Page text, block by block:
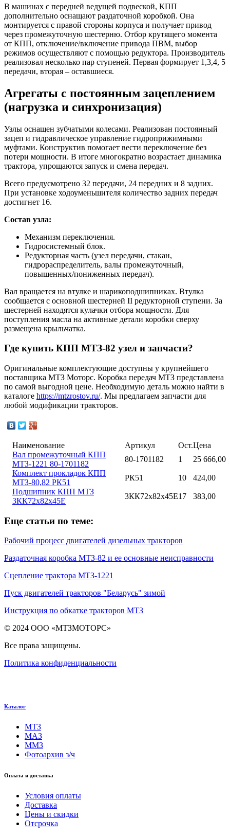
В машинах с передней ведущей подвеской, КПП
дополнительно оснащают раздаточной коробкой. Она
монтируется с правой стороны корпуса и получает привод
через промежуточную шестерню. Отбор крутящего момента
от КПП, отключение/включение привода ПВМ, выбор
режимов осуществляют с помощью редуктора. Производитель
реализовал несколько пар ступеней. Первая формирует 1,3,4, 5
передачи, вторая – оставшиеся.
Агрегаты с постоянным зацеплением
(нагрузка и синхронизация)
Узлы оснащен зубчатыми колесами. Реализован постоянный
зацеп и гидравлическое управление гидроприжимными
муфтами. Конструктив помогает вести переключение без
потери мощности. В итоге многократно возрастает динамика
трактора, упрощаются запуск и смена передач.
Всего предусмотрено 32 передачи, 24 передних и 8 задних.
При установке ходоуменьшителя количество задних передач
достигнет 16.
Состав узла:
Механизм переключения.
Гидросистемный блок.
Редукторная часть (узел передачи, стакан,
гидрораспределитель, валы промежуточный,
повышенных/пониженных передач).
Вал вращается на втулке и шарикоподшипниках. Втулка
сообщается с основной шестерней II редукторной ступени. За
шестерней находятся кулачки отбора мощности. Для
поступления масла на активные детали коробки сверху
размещена крыльчатка.
Где купить КПП МТЗ-82 узел и запчасти?
Оригинальные комплектующие доступны у крупнейшего
поставщика МТЗ Моторс. Коробка передач МТЗ представлена
по самой выгодной цене. Необходимую деталь можно найти в
каталоге https://mtzrostov.ru/. Мы предлагаем запчасти для
любой модификации тракторов.
Наименование Артикул Ост.Цена
Вал промежуточный КПП
МТЗ-1221 80-1701182
80-1701182 1
25 666,00
Комплект прокладок КПП
МТЗ-80,82 РК51
РК51 10
424,00
Подшипник КПП МТЗ
3КК72х82х45Е
3КК72х82х45Е17 383,00
Еще статьи по теме:
Рабочий процесс двигателей дизельных тракторов
Раздаточная коробка МТЗ-82 и ее основные неисправности
Сцепление трактора МТЗ-1221
Пуск двигателей тракторов "Беларусь" зимой
Инструкция по обкатке тракторов МТЗ
© 2024 ООО «МТЗМОТОРС»
Все права защищены.
Политика конфиденциальности
Каталог
МТЗ
МАЗ
ММЗ
Фотоархив з/ч
Оплата и доставка
Условия оплаты
Доставка
Цены и скидки
Отсрочка